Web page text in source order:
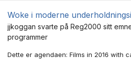
Woke i moderne
jjkoggan svarte på Reg2000 sitt
programmer
Dette er agendaen: Films in 2016 with